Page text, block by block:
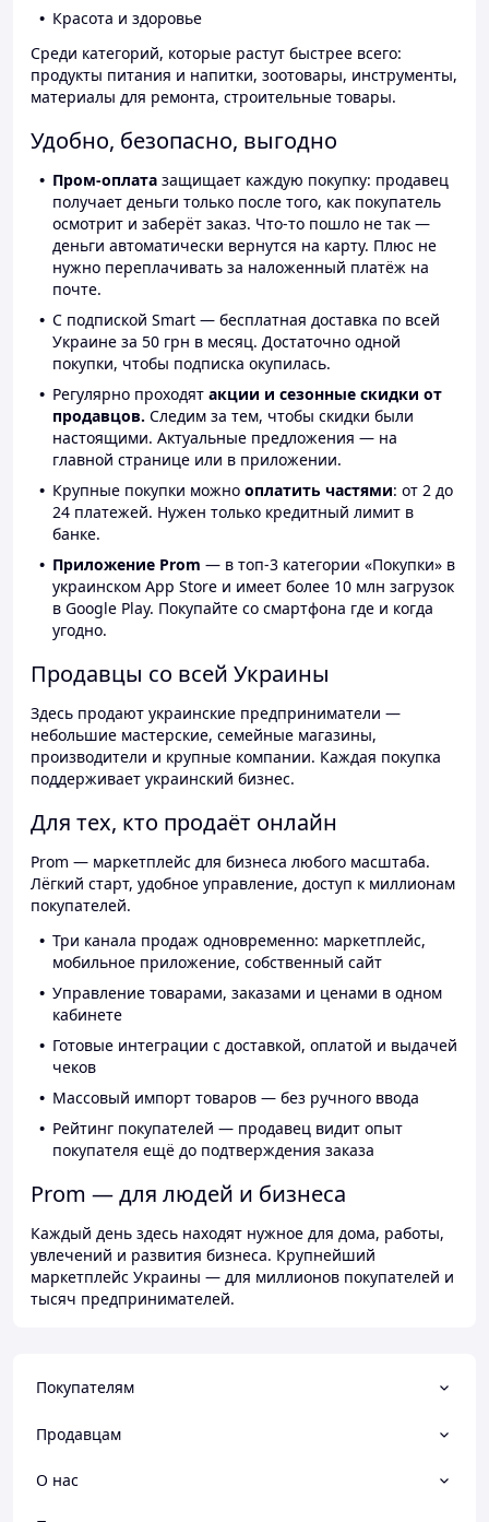
Красота и здоровье
Среди категорий, которые растут быстрее всего:
продукты питания и напитки, зоотовары, инструменты,
материалы для ремонта, строительные товары.
Удобно, безопасно, выгодно
Пром-оплата защищает каждую покупку: продавец
получает деньги только после того, как покупатель
осмотрит и заберёт заказ. Что-то пошло не так —
деньги автоматически вернутся на карту. Плюс не
нужно переплачивать за наложенный платёж на
почте.
С подпиской Smart — бесплатная доставка по всей
Украине за 50 грн в месяц. Достаточно одной
покупки, чтобы подписка окупилась.
Регулярно проходят акции и сезонные скидки от
продавцов. Следим за тем, чтобы скидки были
настоящими. Актуальные предложения — на
главной странице или в приложении.
Крупные покупки можно оплатить частями: от 2 до
24 платежей. Нужен только кредитный лимит в
банке.
Приложение Prom — в топ-3 категории «Покупки» в
украинском App Store и имеет более 10 млн загрузок
в Google Play. Покупайте со смартфона где и когда
угодно.
Продавцы со всей Украины
Здесь продают украинские предприниматели —
небольшие мастерские, семейные магазины,
производители и крупные компании. Каждая покупка
поддерживает украинский бизнес.
Для тех, кто продаёт онлайн
Prom — маркетплейс для бизнеса любого масштаба.
Лёгкий старт, удобное управление, доступ к миллионам
покупателей.
Три канала продаж одновременно: маркетплейс,
мобильное приложение, собственный сайт
Управление товарами, заказами и ценами в одном
кабинете
Готовые интеграции с доставкой, оплатой и выдачей
чеков
Массовый импорт товаров — без ручного ввода
Рейтинг покупателей — продавец видит опыт
покупателя ещё до подтверждения заказа
Prom — для людей и бизнеса
Каждый день здесь находят нужное для дома, работы,
увлечений и развития бизнеса. Крупнейший
маркетплейс Украины — для миллионов покупателей и
тысяч предпринимателей.
Покупателям
Продавцам
О нас